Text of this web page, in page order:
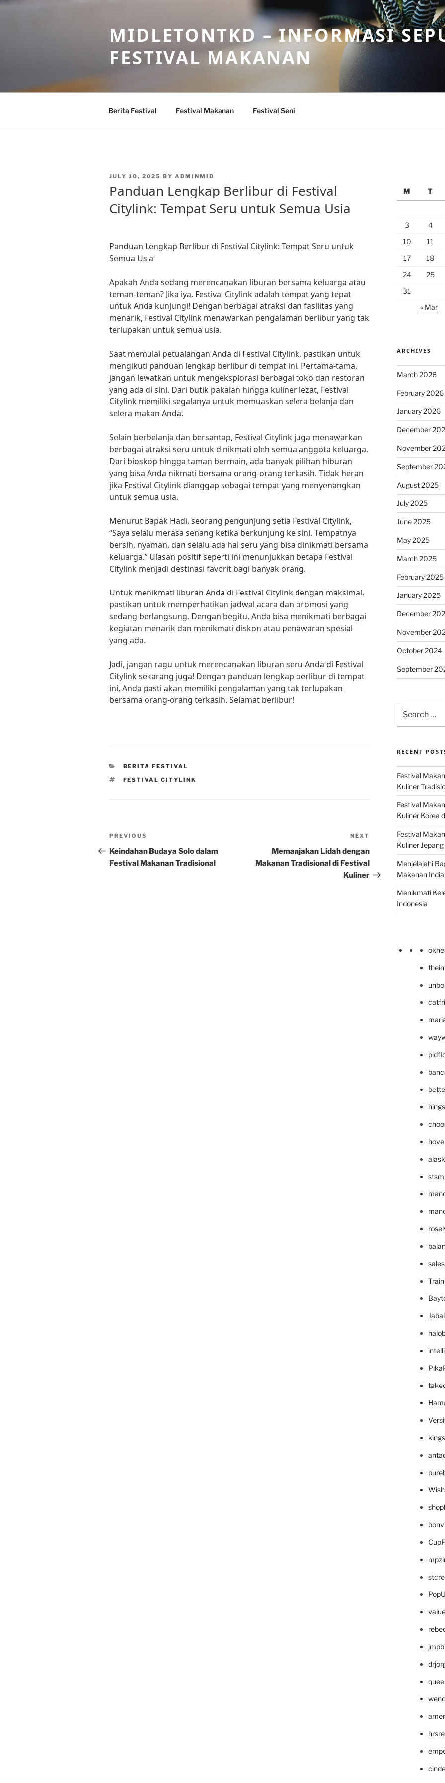
Skip
MIDLETONTKD – INFORMASI
FESTIVAL MAKANAN
Berita Festival Festival Makanan Festival Seni
POSTED
JULY 10, 2025 BY ADMINMID
Panduan Lengkap Berlibur di Festival
Citylink: Tempat Seru untuk Semua Usia
Panduan Lengkap Berlibur di Festival Citylink: Tempat Seru untuk
Semua Usia
Apakah Anda sedang merencanakan liburan bersama keluarga atau
teman-teman? Jika iya, Festival Citylink adalah tempat yang tepat
untuk Anda kunjungi! Dengan berbagai atraksi dan fasilitas yang
menarik, Festival Citylink menawarkan pengalaman berlibur yang tak
terlupakan untuk semua usia.
Saat memulai petualangan Anda di Festival Citylink, pastikan untuk
mengikuti panduan lengkap berlibur di tempat ini. Pertama-tama,
jangan lewatkan untuk mengeksplorasi berbagai toko dan restoran
yang ada di sini. Dari butik pakaian hingga kuliner lezat, Festival
Citylink memiliki segalanya untuk memuaskan selera belanja dan
selera makan Anda.
Selain berbelanja dan bersantap, Festival Citylink juga menawarkan
berbagai atraksi seru untuk dinikmati oleh semua anggota keluarga.
Dari bioskop hingga taman bermain, ada banyak pilihan hiburan
yang bisa Anda nikmati bersama orang-orang terkasih. Tidak heran
jika Festival Citylink dianggap sebagai tempat yang menyenangkan
untuk semua usia.
Menurut Bapak Hadi, seorang pengunjung setia Festival Citylink,
“Saya selalu merasa senang ketika berkunjung ke sini. Tempatnya
bersih, nyaman, dan selalu ada hal seru yang bisa dinikmati bersama
keluarga.” Ulasan positif seperti ini menunjukkan betapa Festival
Citylink menjadi destinasi favorit bagi banyak orang.
Untuk menikmati liburan Anda di Festival Citylink dengan maksimal,
pastikan untuk memperhatikan jadwal acara dan promosi yang
sedang berlangsung. Dengan begitu, Anda bisa menikmati berbagai
kegiatan menarik dan menikmati diskon atau penawaran spesial
yang ada.
Jadi, jangan ragu untuk merencanakan liburan seru Anda di Festival
Citylink sekarang juga! Dengan panduan lengkap berlibur di tempat
ini, Anda pasti akan memiliki pengalaman yang tak terlupakan
bersama orang-orang terkasih. Selamat berlibur!
CATEGORIES
BERITA FESTIVAL
TAGS
FESTIVAL CITYLINK
Post
navigation
Previous
Post
PREVIOUS
Keindahan Budaya Solo dalam
Festival Makanan Tradisional
Post
NEXT
Memanjakan Lidah dengan
Makanan Tradisional di Festival
Kuliner
M
T
3
4
10
11
17
18
24
25
31
« Mar
ARCHIVES
March 2026
February 2026
January 2026
December
November
September
August 2025
July 2025
June 2025
May 2025
March 2025
February 2025
January 2025
December
November
October 2024
September
for:
RECENT
Festival
Kuliner
Festival
Kuliner Korea
Festival
Kuliner
Menjelajahi
Makanan
Menikmati
Indonesia